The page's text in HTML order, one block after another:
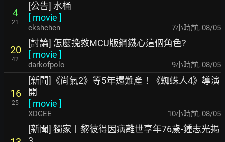
4
21
[公告] 水桶
[ movie ]
ckshchen 7小時前, 08/05
20
42
[討論] 怎麼挽救MCU版鋼鐵心這個角色?
[ movie ]
darkofpolo 9小時前, 08/05
16
25
[新聞]《尚氣2》等5年還難產！《蜘蛛人4》導演
開
[ movie ]
XDGEE 10小時前, 08/05
[新聞] 獨家丨黎彼得因病離世享年76歲-鍾志光揭